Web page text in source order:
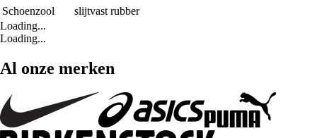
Schoenzool
slijtvast rubber
Loading...
Loading...
Al onze merken